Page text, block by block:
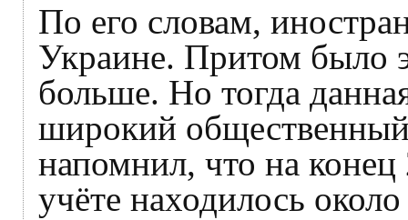
По его словам,
Украине. Притом было
больше. Но тогда
широкий
напомнил, что на
учёте находилось